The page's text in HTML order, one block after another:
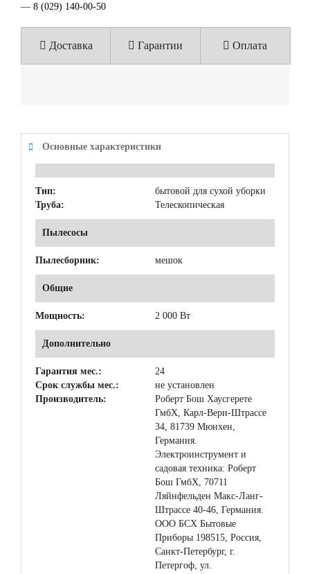
— 8 (029) 140-00-50
Доставка Гарантии Оплата
Основные характеристики
Тип:
бытовой для сухой уборки
Труба:
Телескопическая
Пылесосы
Пылесборник: мешок
Общие
Мощность: 2 000 Вт
Дополнительно
Гарантия мес.:
24
Срок службы мес.:
не установлен
Производитель:
Роберт Бош Хаусгерете
ГмбХ, Карл-Вери-Штрассе
34, 81739 Мюнхен,
Германия.
Электроинструмент и
садовая техника: Роберт
Бош ГмбХ, 70711
Ляйнфельден Макс-Ланг-
Штрассе 40-46, Германия.
ООО БСХ Бытовые
Приборы 198515, Россия,
Санкт-Петербург, г.
Петергоф, ул.